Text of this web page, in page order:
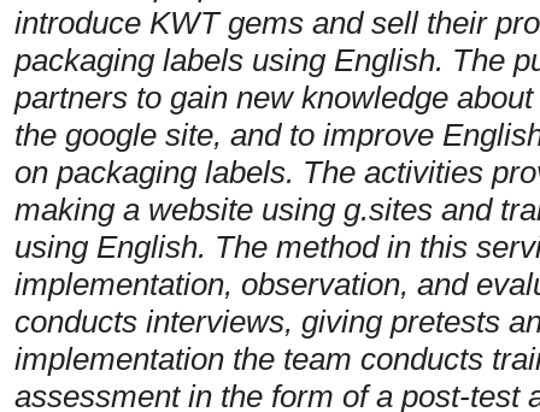
introduce KWT gems and sell their
packaging labels using English. The
partners to gain new knowledge
the google site, and to improve
on packaging labels. The activities
making a website using g.sites and
using English. The method in this
implementation, observation, and
conducts interviews, giving pretests
implementation the team conducts
assessment in the form of a post-test